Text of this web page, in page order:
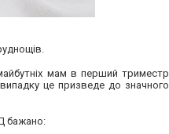
мам в перший триместр
це призведе до значного
бажано: